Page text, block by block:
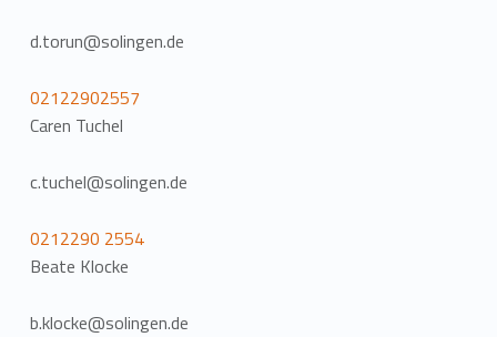
d.torun@solingen.de
02122902557
Caren Tuchel
c.tuchel@solingen.de
0212290 2554
Beate Klocke
b.klocke@solingen.de